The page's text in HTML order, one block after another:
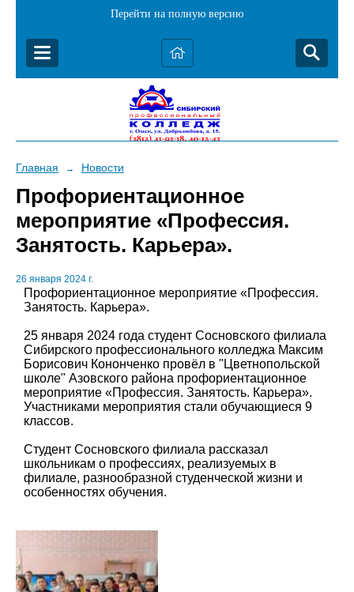
Перейти на полную версию
Главная → Новости
Профориентационное
мероприятие «Профессия.
Занятость. Карьера».
26 января 2024 г.
Профориентационное мероприятие «Профессия.
Занятость. Карьера».
25 января 2024 года студент Сосновского филиала
Сибирского профессионального колледжа Максим
Борисович Кононченко провёл в "Цветнопольской
школе" Азовского района профориентационное
мероприятие «Профессия. Занятость. Карьера».
Участниками мероприятия стали обучающиеся 9
классов.
Студент Сосновского филиала рассказал
школьникам о профессиях, реализуемых в
филиале, разнообразной студенческой жизни и
особенностях обучения.